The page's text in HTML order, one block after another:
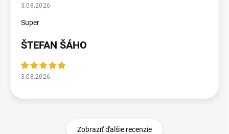
3.08.2026
Super
ŠTEFAN ŠÁHO
3.08.2026
Zobraziť ďalšie recenzie